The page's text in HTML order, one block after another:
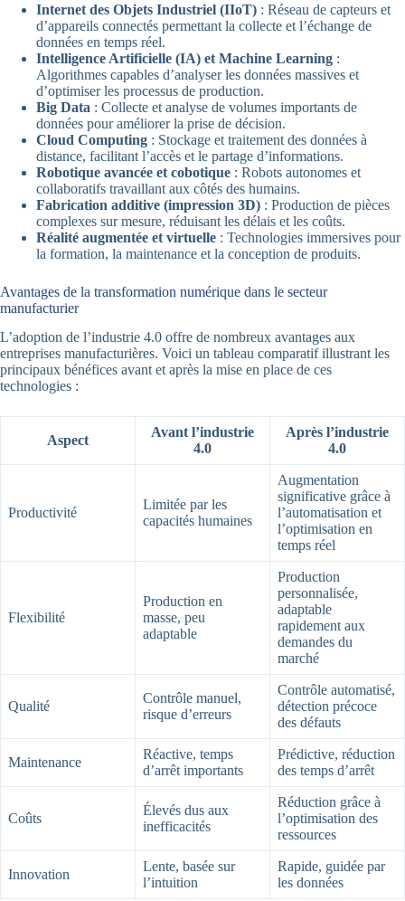
Internet des Objets Industriel (IIoT) : Réseau de capteurs et
d’appareils connectés permettant la collecte et l’échange de
données en temps réel.
Intelligence Artificielle (IA) et Machine Learning :
Algorithmes capables d’analyser les données massives et
d’optimiser les processus de production.
Big Data : Collecte et analyse de volumes importants de
données pour améliorer la prise de décision.
Cloud Computing : Stockage et traitement des données à
distance, facilitant l’accès et le partage d’informations.
Robotique avancée et cobotique : Robots autonomes et
collaboratifs travaillant aux côtés des humains.
Fabrication additive (impression 3D) : Production de pièces
complexes sur mesure, réduisant les délais et les coûts.
Réalité augmentée et virtuelle : Technologies immersives pour
la formation, la maintenance et la conception de produits.
Avantages de la transformation numérique dans le secteur
manufacturier
L’adoption de l’industrie 4.0 offre de nombreux avantages aux
entreprises manufacturières. Voici un tableau comparatif illustrant les
principaux bénéfices avant et après la mise en place de ces
technologies :
Aspect
Avant l’industrie
4.0
Après l’industrie
4.0
Productivité
Limitée par les
capacités humaines
Augmentation
significative grâce à
l’automatisation et
l’optimisation en
temps réel
Flexibilité
Production en
masse, peu
adaptable
Production
personnalisée,
adaptable
rapidement aux
demandes du
marché
Qualité
Contrôle manuel,
risque d’erreurs
Contrôle automatisé,
détection précoce
des défauts
Maintenance
Réactive, temps
d’arrêt importants
Prédictive, réduction
des temps d’arrêt
Coûts
Élevés dus aux
inefficacités
Réduction grâce à
l’optimisation des
ressources
Innovation
Lente, basée sur
l’intuition
Rapide, guidée par
les données